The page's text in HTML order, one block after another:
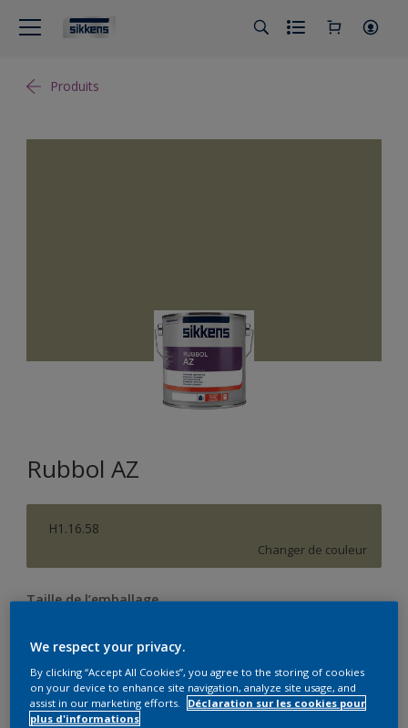
Produits
Rubbol AZ
H1.16.58
Changer de couleur
Taille de l’emballage
Quantité Calculateur de peinture
Calculer
We respect your privacy.
By clicking “Accept All Cookies”, you agree to the storing of cookies
on your device to enhance site navigation, analyze site usage, and
assist in our marketing efforts.
Déclaration sur les cookies pour
plus d'informations